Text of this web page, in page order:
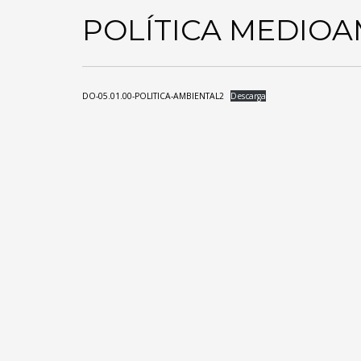
POLÍTICA
DO-05.01.00-POLITICA-AMBIENTAL2 Descarga